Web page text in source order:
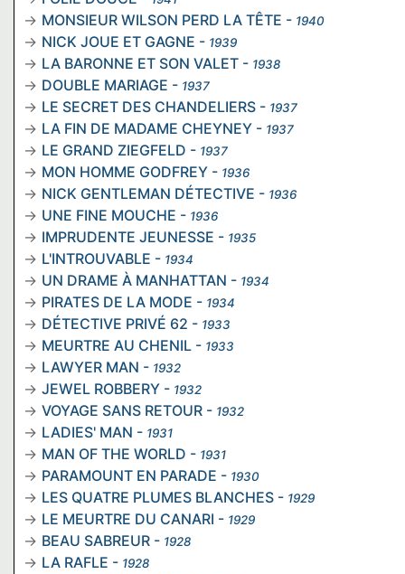
MONSIEUR WILSON PERD LA TÊTE - 1940
NICK JOUE ET GAGNE - 1939
LA BARONNE ET SON VALET - 1938
DOUBLE MARIAGE - 1937
LE SECRET DES CHANDELIERS - 1937
LA FIN DE MADAME CHEYNEY - 1937
LE GRAND ZIEGFELD - 1937
MON HOMME GODFREY - 1936
NICK GENTLEMAN DÉTECTIVE - 1936
UNE FINE MOUCHE - 1936
IMPRUDENTE JEUNESSE - 1935
L'INTROUVABLE - 1934
UN DRAME À MANHATTAN - 1934
PIRATES DE LA MODE - 1934
DÉTECTIVE PRIVÉ 62 - 1933
MEURTRE AU CHENIL - 1933
LAWYER MAN - 1932
JEWEL ROBBERY - 1932
VOYAGE SANS RETOUR - 1932
LADIES' MAN - 1931
MAN OF THE WORLD - 1931
PARAMOUNT EN PARADE - 1930
LES QUATRE PLUMES BLANCHES - 1929
LE MEURTRE DU CANARI - 1929
BEAU SABREUR - 1928
LA RAFLE - 1928